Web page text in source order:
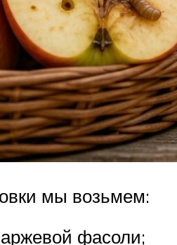
мы возьмем:
фасоли;